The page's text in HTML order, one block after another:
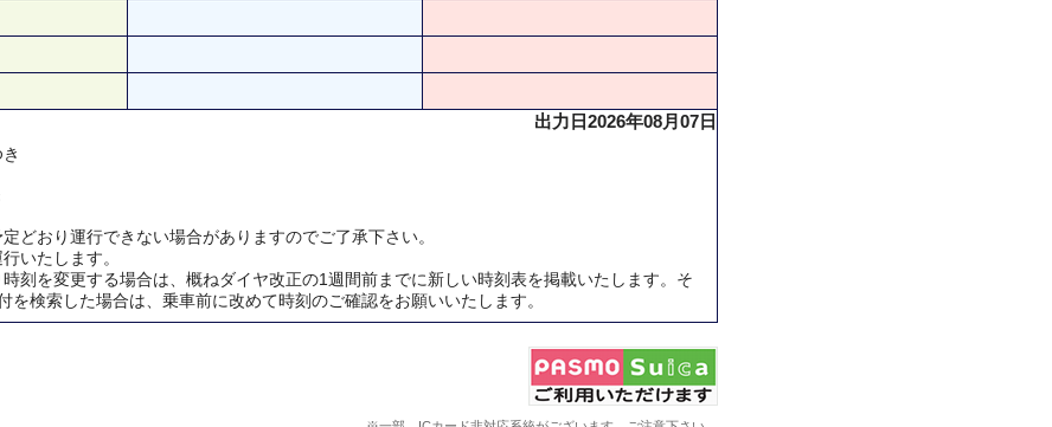
出力日2026年08月07日
おり運行できない場合がありますのでご了承下さい。
いたします。
刻を変更する場合は、概ねダイヤ改正の1週間前までに新しい時刻表を掲載いたします。そ
を検索した場合は、乗車前に改めて時刻のご確認をお願いいたします。